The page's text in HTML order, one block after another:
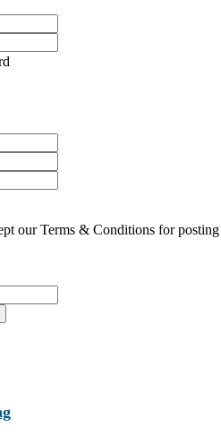
our Terms & Conditions for posting